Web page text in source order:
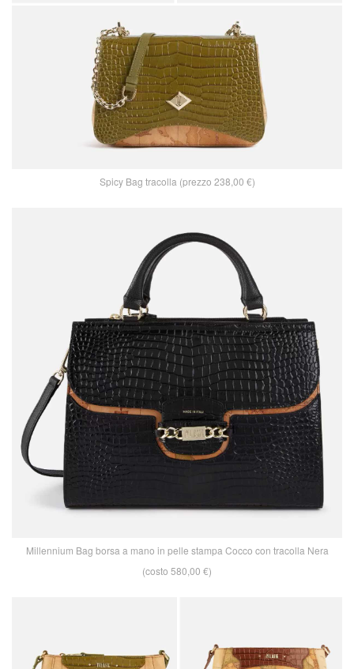
Spicy Bag tracolla (prezzo 238,00 €)
Millennium Bag borsa a mano in pelle stampa Cocco con tracolla Nera
(costo 580,00 €)